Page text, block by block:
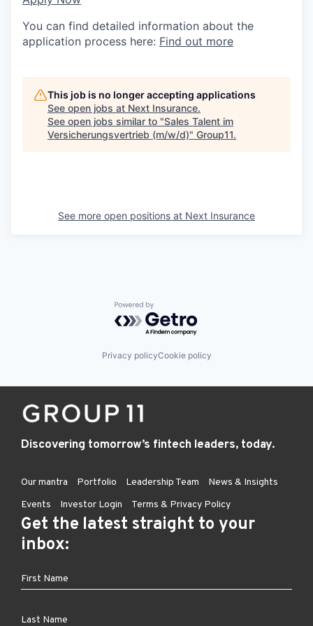
You can find detailed information about the
application process here: Find out more
This job is no longer accepting applications
See open jobs at Next Insurance.
See open jobs similar to "Sales Talent im
Versicherungsvertrieb (m/w/d)" Group11.
See more open positions at Next Insurance
Powered by Getro.com
Privacy policyCookie policy
Discovering tomorrow’s fintech leaders, today.
Our mantra Portfolio Leadership Team
News & Insights
Events
Investor Login Terms & Privacy Policy
Get the latest straight to your
inbox: